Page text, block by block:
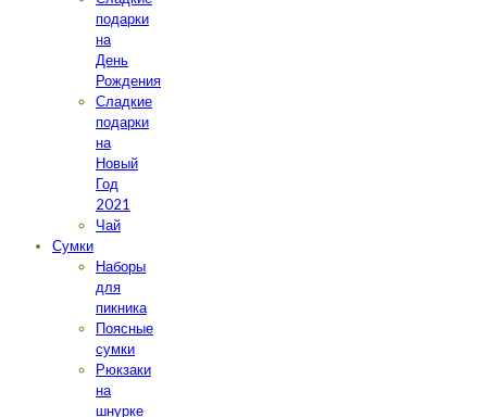
подарки
на
День
Рождения
Сладкие
подарки
на
Новый
Год
2021
Чай
Сумки
Наборы
для
пикника
Поясные
сумки
Рюкзаки
на
шнурке